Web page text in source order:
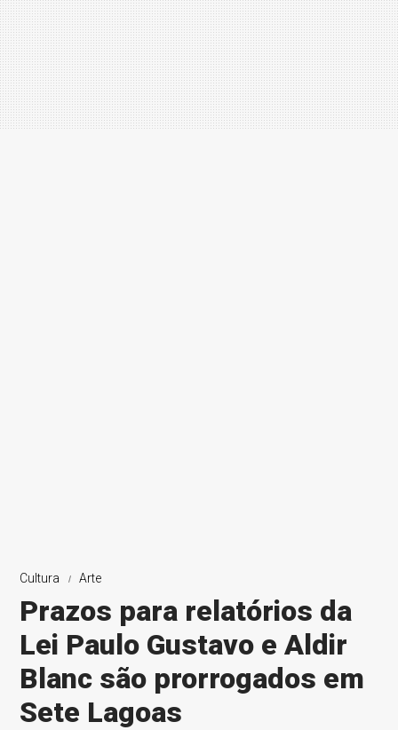
Cultura Arte
Prazos para relatórios da
Lei Paulo Gustavo e Aldir
Blanc são prorrogados em
Sete Lagoas